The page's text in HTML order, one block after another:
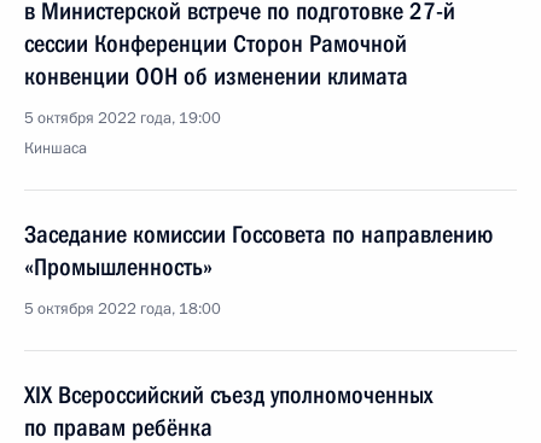
в Министерской встрече по подготовке 27-й
сессии Конференции Сторон Рамочной
конвенции ООН об изменении климата
5 октября 2022 года, 19:00
Киншаса
Заседание комиссии Госсовета по направлению
«Промышленность»
5 октября 2022 года, 18:00
XIX Всероссийский съезд уполномоченных
по правам ребёнка